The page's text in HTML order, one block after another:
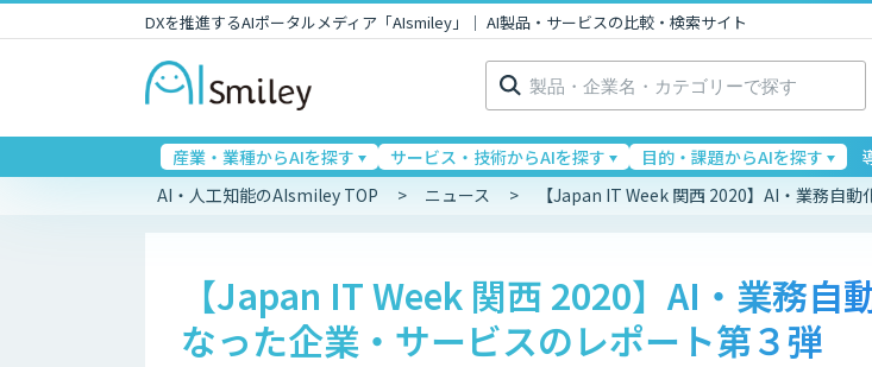
DXを推進するAIポータルメディア「AIsmiley」｜ AI製品・サービスの比較・検索サイト
検
索:
産業・業種からAIを探す サービス・技術からAIを探す 目的・課題からAIを探す
AI・人工知能のAIsmiley TOP ニュース 【Japan IT Week 関西 2020】AI・業務自
【Japan IT Week 関西 2020】AI・業務自
なった企業・サービスのレポート第３弾